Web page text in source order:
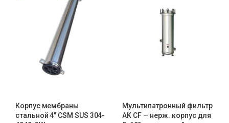
Корпус мембраны
стальной 4″ CSM SUS 304-
Мультипатронный фильтр
AK CF — нерж. корпус для